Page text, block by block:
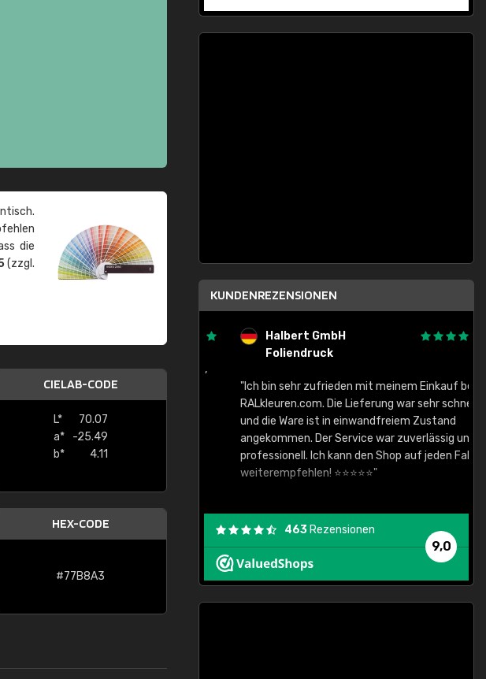
die
(zzgl.
CIELAB-CODE
L*
70.07
a*
-25.49
b*
4.11
HEX-CODE
#77B8A3
KUNDENREZENSIONEN
man es sich wünscht, gute Ware,
Halbert GmbH
Foliendruck
"Ich bin sehr zufrieden mit meinem Einkauf bei
RALkleuren.com. Die Lieferung war sehr schnell
und die Ware ist in einwandfreiem Zustand
angekommen. Der Service war zuverlässig und
professionell. Ich kann den Shop auf jeden Fall
weiterempfehlen! ⭐⭐⭐⭐⭐"
9,0
463 Rezensionen